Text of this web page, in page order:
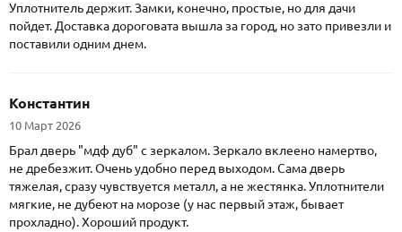
Уплотнитель держит. Замки, конечно, простые, но для дачи
пойдет. Доставка дороговата вышла за город, но зато привезли и
поставили одним днем.
Константин
10 Март 2026
Брал дверь "мдф дуб" с зеркалом. Зеркало вклеено намертво,
не дребезжит. Очень удобно перед выходом. Сама дверь
тяжелая, сразу чувствуется металл, а не жестянка. Уплотнители
мягкие, не дубеют на морозе (у нас первый этаж, бывает
прохладно). Хороший продукт.